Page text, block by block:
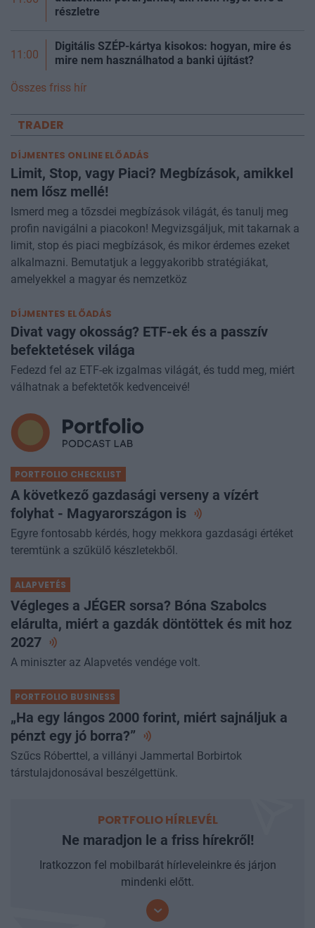
részletre
11:00
Digitális SZÉP-kártya kisokos: hogyan, mire és
mire nem használhatod a banki újítást?
Összes friss hír
TRADER
DÍJMENTES ONLINE ELŐADÁS
Limit, Stop, vagy Piaci? Megbízások, amikkel
nem lősz mellé!
Ismerd meg a tőzsdei megbízások világát, és tanulj meg
profin navigálni a piacokon! Megvizsgáljuk, mit takarnak a
limit, stop és piaci megbízások, és mikor érdemes ezeket
alkalmazni. Bemutatjuk a leggyakoribb stratégiákat,
amelyekkel a magyar és nemzetköz
DÍJMENTES ELŐADÁS
Divat vagy okosság? ETF-ek és a passzív
befektetések világa
Fedezd fel az ETF-ek izgalmas világát, és tudd meg, miért
válhatnak a befektetők kedvenceivé!
PORTFOLIO CHECKLIST
A következő gazdasági verseny a vízért
folyhat - Magyarországon is
Egyre fontosabb kérdés, hogy mekkora gazdasági értéket
teremtünk a szűkülő készletekből.
ALAPVETÉS
Végleges a JÉGER sorsa? Bóna Szabolcs
elárulta, miért a gazdák döntöttek és mit hoz
2027
A miniszter az Alapvetés vendége volt.
PORTFOLIO BUSINESS
„Ha egy lángos 2000 forint, miért sajnáljuk a
pénzt egy jó borra?”
Szűcs Róberttel, a villányi Jammertal Borbirtok
társtulajdonosával beszélgettünk.
PORTFOLIO HÍRLEVÉL
Ne maradjon le a friss hírekről!
Iratkozzon fel mobilbarát hírleveleinkre és járjon
mindenki előtt.